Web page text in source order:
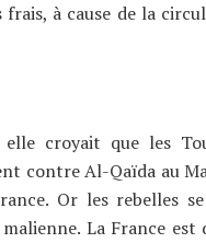
à cause de la
croyait que les
contre Al-Qaïda au
Or les rebelles
La France